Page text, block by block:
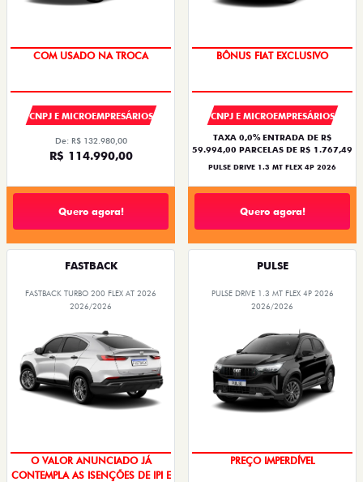
COM USADO NA TROCA
CNPJ E MICROEMPRESÁRIOS
De: R$ 132.980,00
R$ 114.990,00
Quero agora!
BÔNUS FIAT EXCLUSIVO
CNPJ E MICROEMPRESÁRIOS
TAXA 0,0% ENTRADA DE R$
59.994,00 PARCELAS DE R$ 1.767,49
PULSE DRIVE 1.3 MT FLEX 4P 2026
Quero agora!
FASTBACK
FASTBACK TURBO 200 FLEX AT 2026
2026/2026
O VALOR ANUNCIADO JÁ
CONTEMPLA AS ISENÇÕES DE IPI E
PULSE
PULSE DRIVE 1.3 MT FLEX 4P 2026
2026/2026